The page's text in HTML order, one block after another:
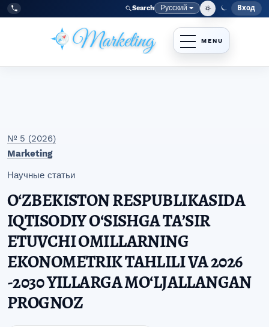
Перейти к главному меню навигации
Перейти к основному контенту
Перейти к нижнему колонтитулу сайта
Tel:
+998977838464 Search Язык
Русский Меню
Вход
№ 5 (2026)
Marketing
Научные статьи
OʻZBEKISTON RESPUBLIKASIDA
IQTISODIY OʻSISHGA TAʼSIR
ETUVCHI OMILLARNING
EKONOMETRIK TAHLILI VA 2026
-2030 YILLARGA MOʻLJALLANGAN
PROGNOZ